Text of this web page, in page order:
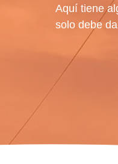
Aquí tiene
solo debe